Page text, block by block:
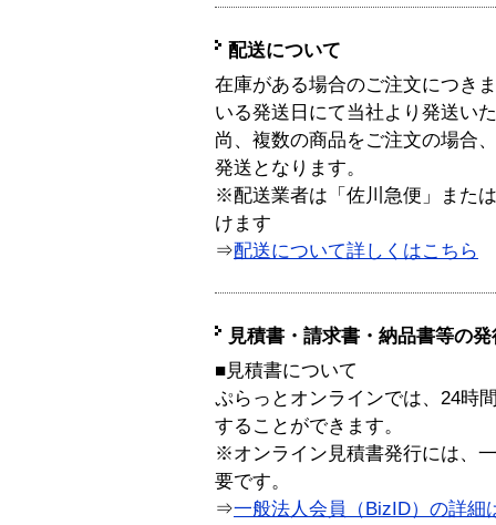
配送について
在庫がある場合のご注文につき
いる発送日にて当社より発送い
尚、複数の商品をご注文の場合
発送となります。
※配送業者は「佐川急便」また
けます
⇒配送について詳しくはこちら
見積書・請求書・納品書等の
■見積書について
ぷらっとオンラインでは、24時
することができます。
※オンライン見積書発行には、
要です。
⇒一般法人会員（BizID）の詳細